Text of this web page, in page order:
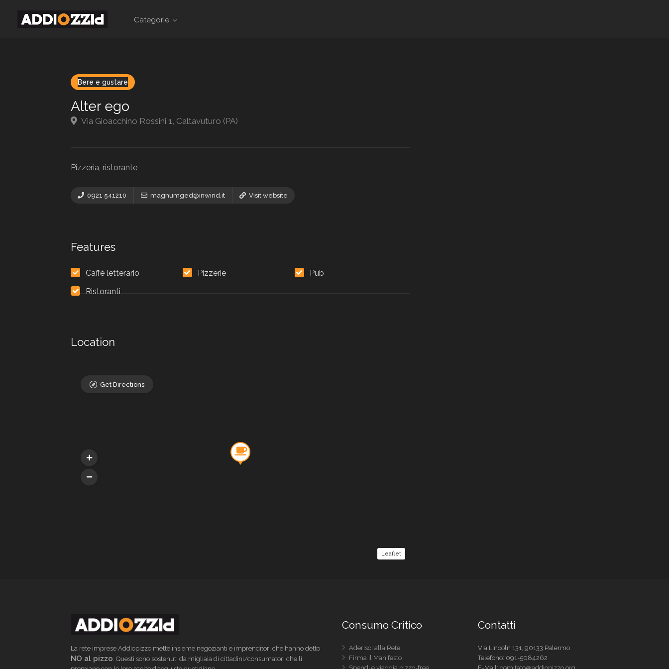
Categorie
Bere e gustare
Alter ego
Via Gioacchino Rossini 1, Caltavuturo (PA)
Pizzeria, ristorante
0921 541210 magnumged@inwind.it Visit website
Features
Caffè letterario Pizzerie
Pub
Ristoranti
Location
Leaflet
Get Directions
La rete imprese Addiopizzo mette insieme negozianti e imprenditori che hanno detto
NO al pizzo . Questi sono sostenuti da migliaia di cittadini/consumatori che li
Consumo Critico
Aderisci alla Rete
Firma il Manifesto
Contatti
Via Lincoln 131, 90133 Palermo
Telefono: 091-5084262